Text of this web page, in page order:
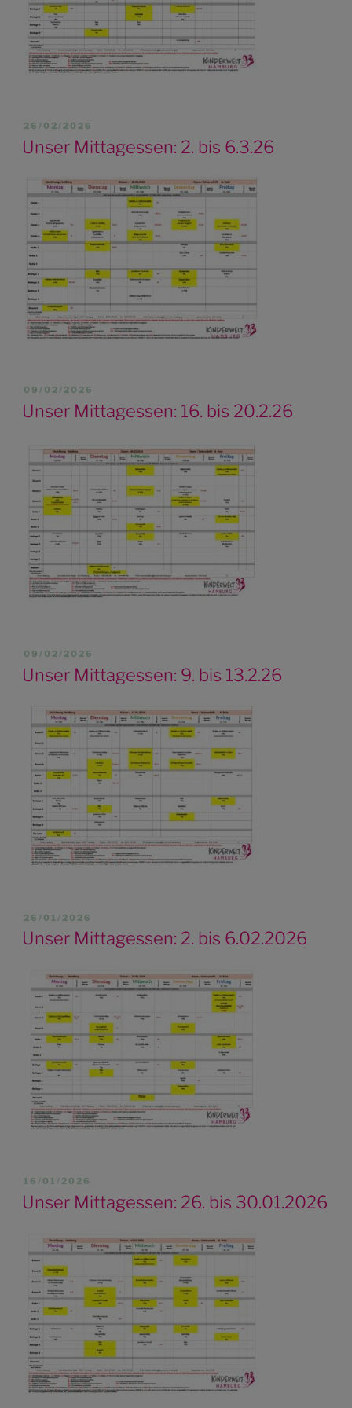
VERÖFFENTLICHT
AM
26/02/2026
Unser Mittagessen: 2. bis 6.3.26
VERÖFFENTLICHT
AM
09/02/2026
Unser Mittagessen: 16. bis 20.2.26
VERÖFFENTLICHT
AM
09/02/2026
Unser Mittagessen: 9. bis 13.2.26
VERÖFFENTLICHT
AM
26/01/2026
Unser Mittagessen: 2. bis 6.02.2026
VERÖFFENTLICHT
AM
16/01/2026
Unser Mittagessen: 26. bis 30.01.2026